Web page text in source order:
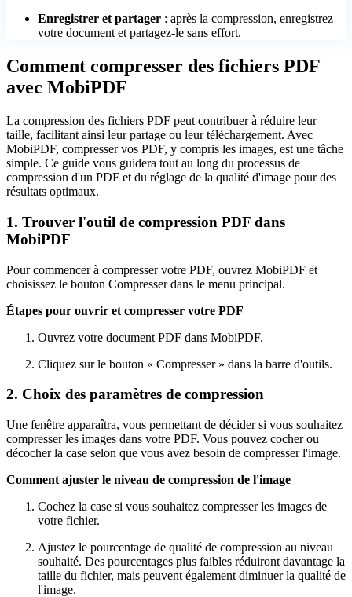
Enregistrer et partager : après la compression, enregistrez
votre document et partagez-le sans effort.
Comment compresser des fichiers PDF
avec MobiPDF
La compression des fichiers PDF peut contribuer à réduire leur
taille, facilitant ainsi leur partage ou leur téléchargement. Avec
MobiPDF, compresser vos PDF, y compris les images, est une tâche
simple. Ce guide vous guidera tout au long du processus de
compression d'un PDF et du réglage de la qualité d'image pour des
résultats optimaux.
1. Trouver l'outil de compression PDF dans
MobiPDF
Pour commencer à compresser votre PDF, ouvrez MobiPDF et
choisissez le bouton Compresser dans le menu principal.
Étapes pour ouvrir et compresser votre PDF
Ouvrez votre document PDF dans MobiPDF.
Cliquez sur le bouton « Compresser » dans la barre d'outils.
2. Choix des paramètres de compression
Une fenêtre apparaîtra, vous permettant de décider si vous souhaitez
compresser les images dans votre PDF. Vous pouvez cocher ou
décocher la case selon que vous avez besoin de compresser l'image.
Comment ajuster le niveau de compression de l'image
Cochez la case si vous souhaitez compresser les images de
votre fichier.
Ajustez le pourcentage de qualité de compression au niveau
souhaité. Des pourcentages plus faibles réduiront davantage la
taille du fichier, mais peuvent également diminuer la qualité de
l'image.